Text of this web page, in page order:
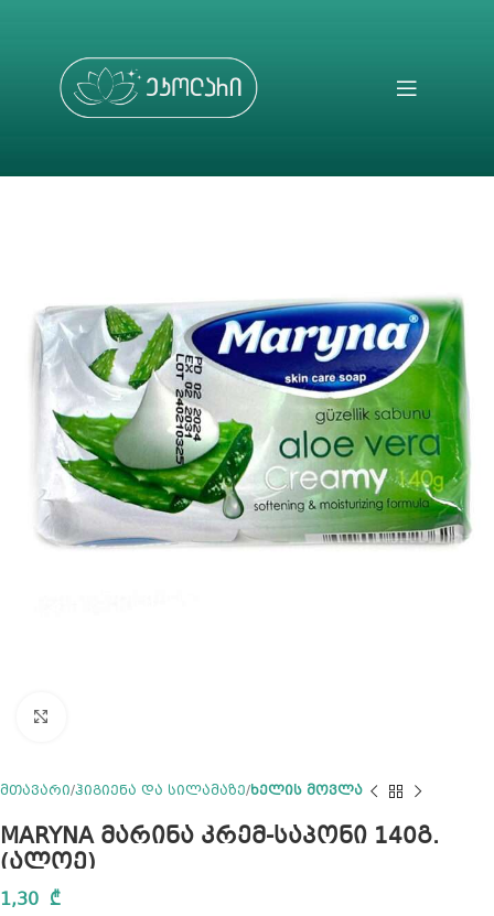
მთავარი ჰიგიენა და სილამაზე ხელის მოვლა
MARYNA მარინა კრემ-საპონი 140გ.
(ალოე)
1,30 ₾